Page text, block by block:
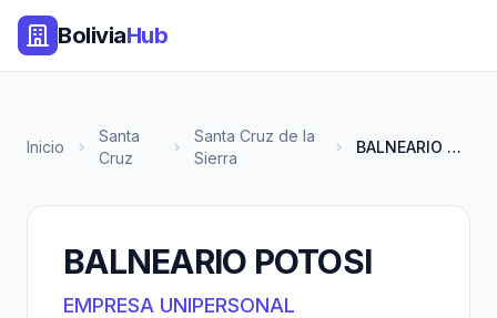
BoliviaHub
Inicio
Santa
Cruz
Santa Cruz de la
Sierra
BALNEARIO POTOSI
BALNEARIO POTOSI
EMPRESA UNIPERSONAL